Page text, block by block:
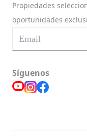
Propiedades
oportunidades
Síguenos